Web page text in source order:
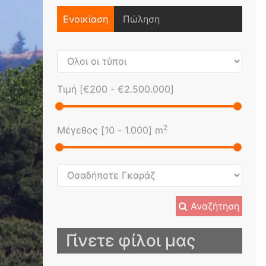
Ενοικίαση Πώληση
Τιμή [€200 - €2.500.000]
Μέγεθος [10 - 1.000] m2
Αναζήτηση
Γίνετε φίλοι μας